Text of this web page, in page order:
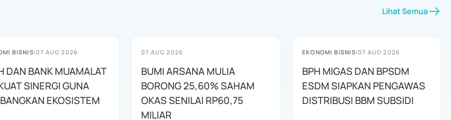
Lihat Semua
BISNIS|07 AUG 2026
DAN BANK MUAMALAT
SINERGI GUNA
EKOSISTEM
07 AUG 2026
BUMI ARSANA MULIA
BORONG 25,60% SAHAM
OKAS SENILAI RP60,75
MILIAR
EKONOMI BISNIS|07 AUG 2026
BPH MIGAS DAN BPSDM
ESDM SIAPKAN PENGAWAS
DISTRIBUSI BBM SUBSIDI